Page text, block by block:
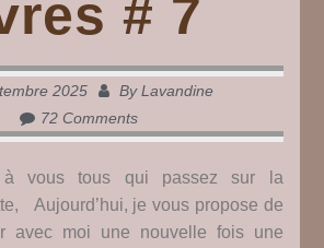
# 7
2025 ByLavandine
72 Comments
à vous tous qui passez sur la
Aujourd’hui, je vous propose de
avec moi une nouvelle fois une